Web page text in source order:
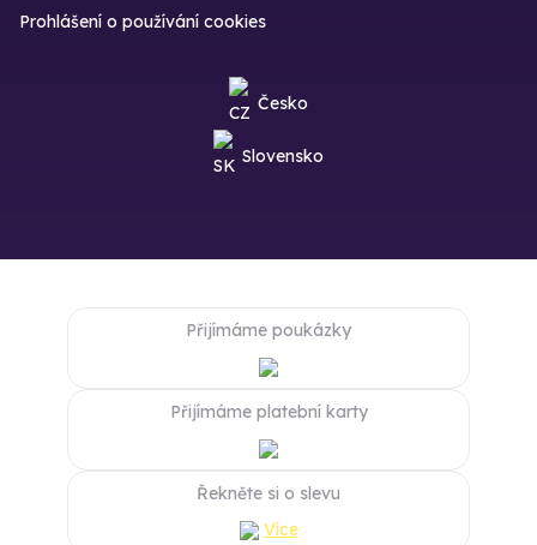
Prohlášení o používání cookies
Česko
Slovensko
Přijímáme poukázky
Přijímáme platební karty
Řekněte si o slevu
Více